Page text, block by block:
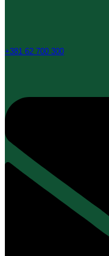
+381 62 700 300